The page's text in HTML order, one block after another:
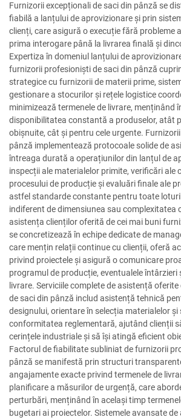
Furnizorii excepționali de saci din pânză se
fiabilă a lanțului de aprovizionare și prin
clienți, care asigură o execuție fără probleme
prima interogare până la livrarea finală și
Expertiza în domeniul lanțului de
furnizorii profesioniști de saci din pânză
strategice cu furnizorii de materii prime,
gestionare a stocurilor și rețele logistice
minimizează termenele de livrare, menținând
disponibilitatea constantă a produselor, atât
obișnuite, cât și pentru cele urgente.
pânză implementează protocoale solide de
întreaga durată a operațiunilor din lanțul de
inspecții ale materialelor primite, verificări ale
procesului de producție și evaluări finale ale
astfel standarde constante pentru toate
indiferent de dimensiunea sau complexitatea
asistența clienților oferită de cei mai buni
se concretizează în echipe dedicate de
care mențin relații continue cu clienții, oferă
privind proiectele și asigură o comunicare
programul de producție, eventualele întârzieri
livrare. Serviciile complete de asistență
de saci din pânză includ asistență tehnică
designului, orientare în selecția materialelor și
conformitatea reglementară, ajutând clienții
cerințele industriale și să își atingă eficient
Factorul de fiabilitate subliniat de furnizorii
pânză se manifestă prin structuri
angajamente exacte privind termenele de
planificare a măsurilor de urgență, care
perturbări, menținând în același timp
bugetari ai proiectelor. Sistemele avansate